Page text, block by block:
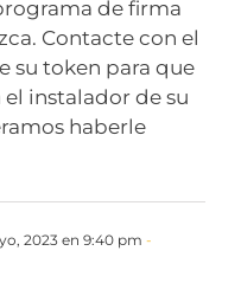
de firma
Contacte con el
su token para que
el instalador de su
haberle
2023 en 9:40 pm -